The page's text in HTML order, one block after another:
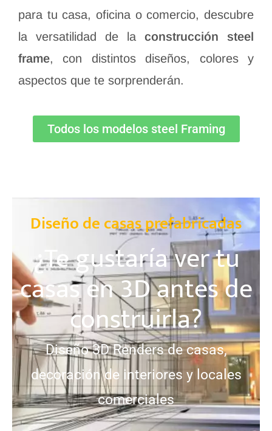
para tu casa, oficina o comercio, descubre
la versatilidad de la construcción steel
frame, con distintos diseños, colores y
aspectos que te sorprenderán.
Todos los modelos steel Framing
Diseño de casas prefabricadas
¿Te gustaría ver tu
casas en 3D antes de
construirla?
Diseño 3D Renders de casas,
decoración de interiores y locales
comerciales